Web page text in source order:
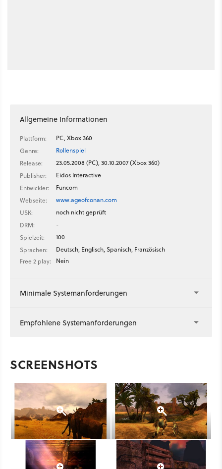
Allgemeine Informationen
Plattform:
PC, Xbox 360
Genre:
Rollenspiel
Release:
23.05.2008 (PC), 30.10.2007 (Xbox 360)
Publisher:
Eidos Interactive
Entwickler:
Funcom
Webseite:
www.ageofconan.com
USK:
noch nicht geprüft
DRM:
-
Spielzeit:
100
Sprachen:
Deutsch, Englisch, Spanisch, Französisch
Free 2 play:
Nein
Minimale Systemanforderungen
Empfohlene Systemanforderungen
SCREENSHOTS